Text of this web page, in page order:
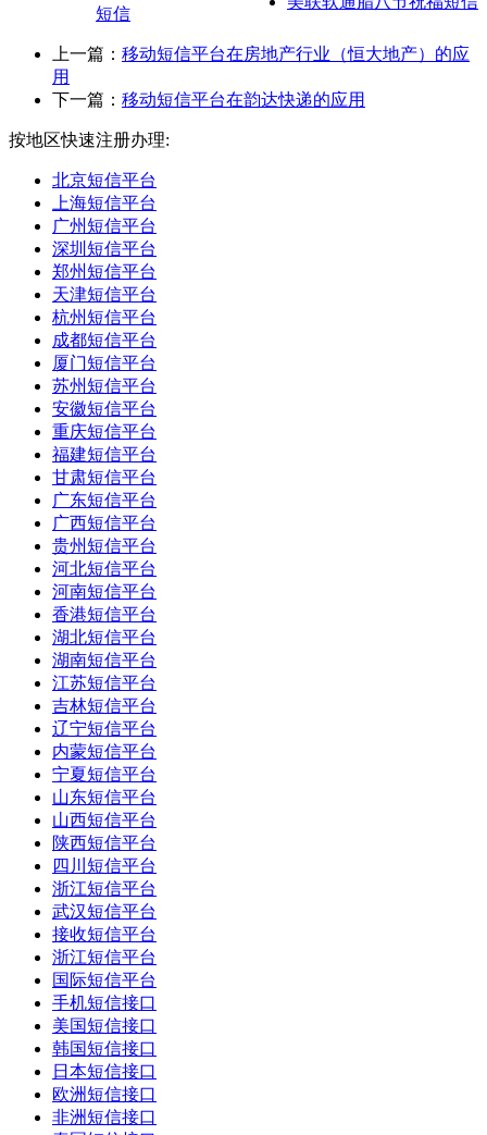
短信
上一篇： 移动短信平台在房地产行业（恒大地产）的应
用
下一篇： 移动短信平台在韵达快递的应用
按地区快速注册办理:
北京短信平台
上海短信平台
广州短信平台
深圳短信平台
郑州短信平台
天津短信平台
杭州短信平台
成都短信平台
厦门短信平台
苏州短信平台
安徽短信平台
重庆短信平台
福建短信平台
甘肃短信平台
广东短信平台
广西短信平台
贵州短信平台
河北短信平台
河南短信平台
香港短信平台
湖北短信平台
湖南短信平台
江苏短信平台
吉林短信平台
辽宁短信平台
内蒙短信平台
宁夏短信平台
山东短信平台
山西短信平台
陕西短信平台
四川短信平台
浙江短信平台
武汉短信平台
接收短信平台
浙江短信平台
国际短信平台
手机短信接口
美国短信接口
韩国短信接口
日本短信接口
欧洲短信接口
非洲短信接口